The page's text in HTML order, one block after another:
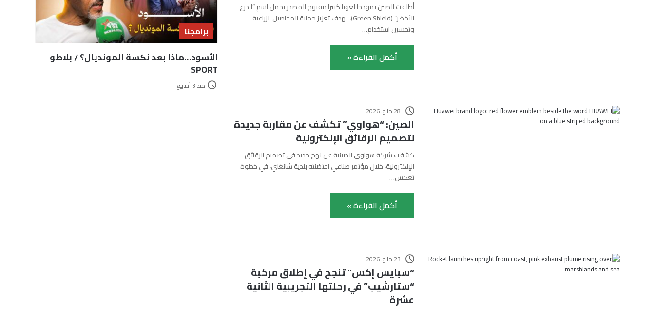
أطلقت الصين نموذجا لغويا كبيرا مفتوح المصدر يحمل اسم “الدرع
الأخضر” (Green Shield)، بهدف تعزيز حماية المحاصيل الزراعية
وتحسين استخدام…
أكمل القراءة »
28 مايو، 2026
الصين: “هواوي” تكشف عن مقاربة جديدة
لتصميم الرقائق الإلكترونية
كشفت شركة هواوي الصينية عن نهج جديد في تصميم الرقائق
الإلكترونية، خلال مؤتمر صناعي احتضنته بلدية شانغاي، في خطوة
تعكس…
أكمل القراءة »
23 مايو، 2026
“سبايس إكس” تنجح في إطلاق مركبة
“ستارشيب” في رحلتها التجريبية الثانية
عشرة
برامجنا
الأسود…ماذا بعد نكسة المونديال؟ / بلاطو
SPORT
منذ 3 أسابيع